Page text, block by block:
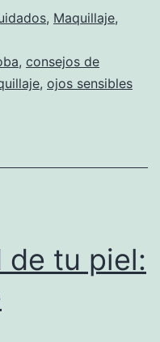
, Maquillaje,
, consejos de
, ojos sensibles
de tu piel: